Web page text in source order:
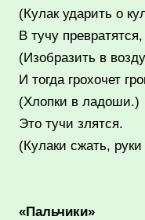
(Кулак ударить о
В тучу превратятся,
(Изобразить в
И тогда грохочет
(Хлопки в ладоши.)
Это тучи злятся.
(Кулаки сжать,
«Пальчики»